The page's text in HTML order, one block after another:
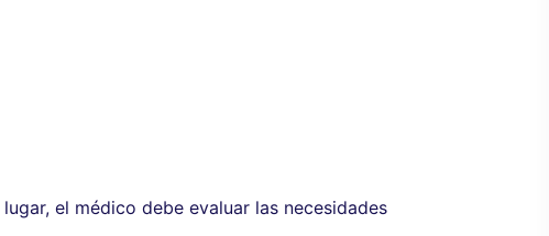
el médico debe evaluar las necesidades